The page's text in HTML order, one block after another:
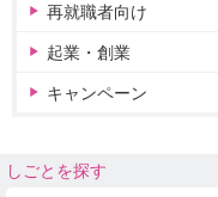
再就職者向け
起業・創業
キャンペーン
しごとを探す